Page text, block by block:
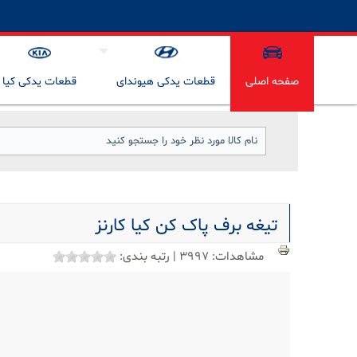
صفحه اصلی قطعات یدکی هیوندای قطعات یدکی کیا
تیغه برف پاک کن کیا کارنز
مشاهدات: 3997
| رتبه بندی: